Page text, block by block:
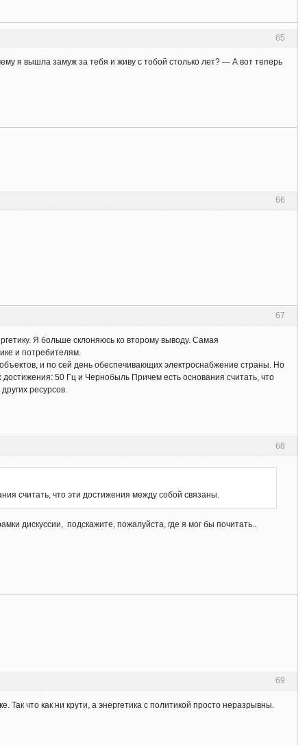
65
я вышла замуж за тебя и живу с тобой столько лет? — А вот теперь
66
67
Я больше склоняюсь ко второму выводу. Самая
и потребителям.
и по сей день обеспечивающих электроснабжение страны. Но
50 Гц и Чернобыль Причем есть основания считать, что
ресурсов.
68
считать, что эти достижения между собой связаны.
дискуссии, подскажите, пожалуйста, где я мог бы почитать..
69
что как ни крути, а энергетика с политикой просто неразрывны.